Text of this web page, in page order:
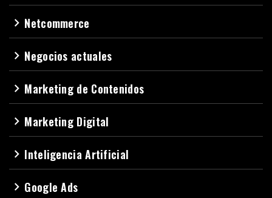
navigate_next Netcommerce
navigate_next Negocios actuales
navigate_next Marketing de Contenidos
navigate_next Marketing Digital
navigate_next Inteligencia Artificial
navigate_next Google Ads